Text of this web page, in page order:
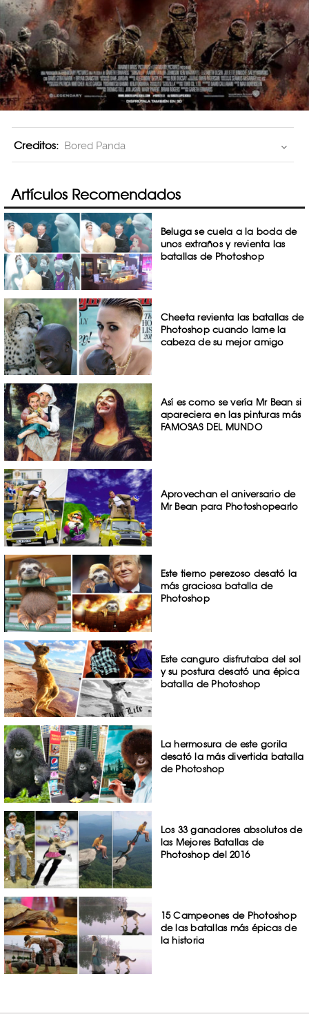
Creditos: Bored Panda
Artículos Recomendados
Beluga se cuela a la boda de
unos extraños y revienta las
batallas de Photoshop
Cheeta revienta las batallas de
Photoshop cuando lame la
cabeza de su mejor amigo
Así es como se vería Mr Bean si
apareciera en las pinturas más
FAMOSAS DEL MUNDO
Aprovechan el aniversario de
Mr Bean para Photoshopearlo
Este tierno perezoso desató la
más graciosa batalla de
Photoshop
Este canguro disfrutaba del sol
y su postura desató una épica
batalla de Photoshop
La hermosura de este gorila
desató la más divertida batalla
de Photoshop
Los 33 ganadores absolutos de
las Mejores Batallas de
Photoshop del 2016
15 Campeones de Photoshop
de las batallas más épicas de
la historia